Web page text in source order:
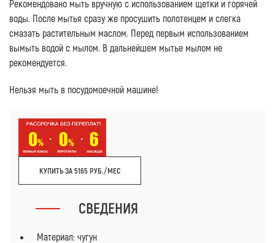
Рекомендовано мыть вручную с использованием щетки и горячей
воды. После мытья сразу же просушить полотенцем и слегка
смазать растительным маслом. Перед первым использованием
вымыть водой с мылом. В дальнейшем мытье мылом не
рекомендуется.
Нельзя мыть в посудомоечной машине!
КУПИТЬ ЗА 5165 РУБ./МЕС
СВЕДЕНИЯ
Материал: чугун